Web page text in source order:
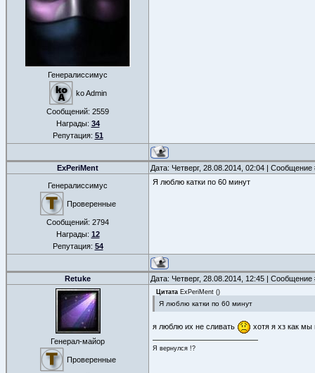
Генералиссимус
ko Admin
Сообщений: 2559
Награды: 34
Репутация: 51
ExPeriMent Дата: Четверг, 28.08.2014, 02:04 |
Генералиссимус
Проверенные
Сообщений: 2794
Награды: 12
Репутация: 54
Я люблю катки по 60 минут
Retuke Дата: Четверг, 28.08.2014, 12:45 |
Генерал-майор
Проверенные
Цитата ExPeriMent ()
Я люблю катки по 60 минут
я люблю их не сливать хотя я хз как мы
Я вернулся !?